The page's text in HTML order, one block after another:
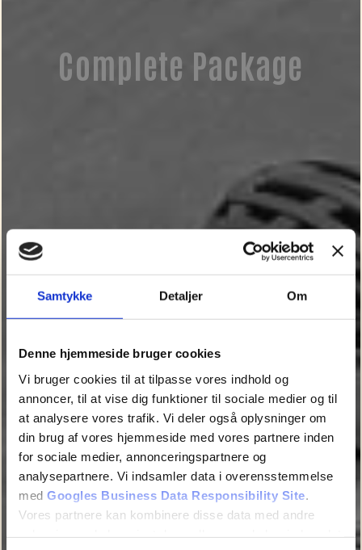
Samtykke Detaljer Om
Denne hjemmeside bruger cookies
Vi bruger cookies til at tilpasse vores indhold og
annoncer, til at vise dig funktioner til sociale medier og til
at analysere vores trafik. Vi deler også oplysninger om
din brug af vores hjemmeside med vores partnere inden
for sociale medier, annonceringspartnere og
analysepartnere. Vi indsamler data i overensstemmelse
med Googles Business Data Responsibility Site
Vores partnere kan kombinere disse data med andre
Complete Package